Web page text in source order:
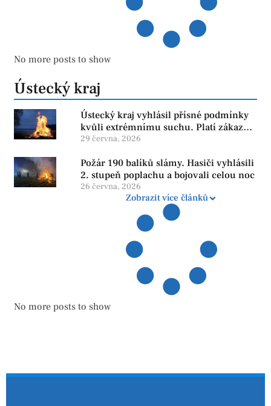
No more posts to show
Ústecký kraj
Ústecký kraj vyhlásil přísné podmínky
kvůli extrémnímu suchu. Platí zákaz
ohňů i pyrotechniky
29 června, 2026
Požár 190 balíků slámy. Hasiči vyhlásili
2. stupeň poplachu a bojovali celou noc
26 června, 2026
Zobrazit více článků
No more posts to show